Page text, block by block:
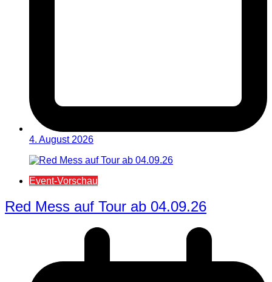
4. August 2026
Event-Vorschau
Red Mess auf Tour ab 04.09.26